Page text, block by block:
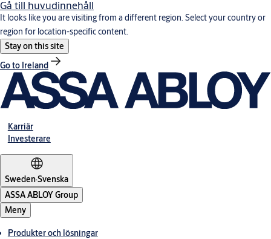
Gå till huvudinnehåll
It looks like you are visiting from a different region. Select your country or
region for location-specific content.
Stay on this site
Go to Ireland
Karriär
Investerare
Sweden·Svenska
ASSA ABLOY Group
Meny
Produkter och lösningar